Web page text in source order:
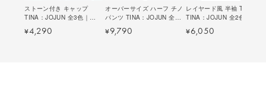
ストーン付き キャップ
TINA：JOJUN 全3色｜
¥4,290
オーバーサイズ ハーフ チノ
パンツ TINA：JOJUN 全2
¥9,790
レイヤード風 半袖 Tシャツ
TINA：JOJUN 全2色｜
¥6,050